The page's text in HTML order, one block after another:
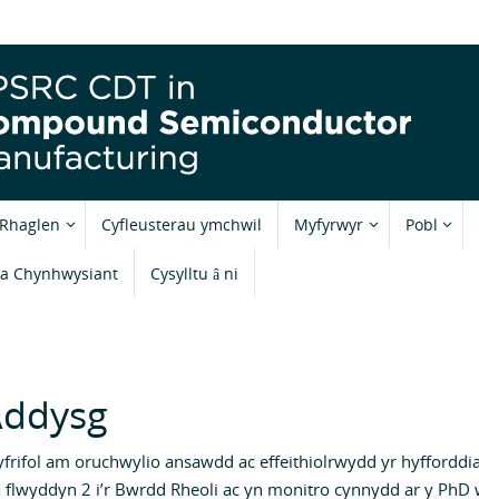
Rhaglen Cyfleusterau ymchwil Myfyrwyr Pobl
Chynhwysiant Cysylltu â ni
am oruchwylio ansawdd ac effeithiolrwydd yr
2 i’r Bwrdd Rheoli ac yn monitro cynnydd ar y PhD